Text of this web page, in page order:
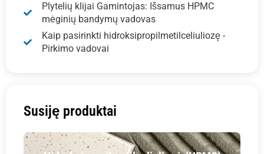
Plytelių klijai Gamintojas: Išsamus HPMC
mėginių bandymų vadovas
Kaip pasirinkti hidroksipropilmetilceliuliozę -
Pirkimo vadovai
Susiję produktai